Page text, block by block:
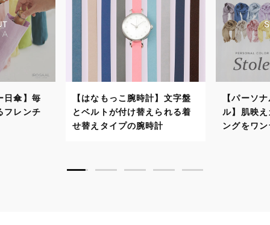
】文字盤
られる着
【パーソナルカラーストー
ル】肌映えカラーでスタイリ
ングをワンランクアップ！
【パーソ
自分に似
で顔映り